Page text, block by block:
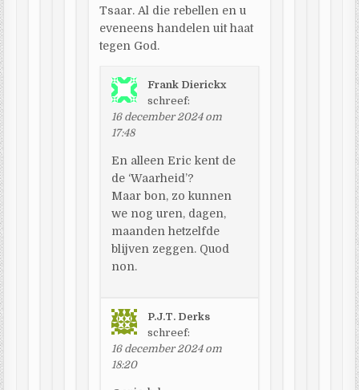
Tsaar. Al die rebellen en u
eveneens handelen uit haat
tegen God.
Frank Dierickx
schreef:
16 december 2024 om
17:48
En alleen Eric kent de
de ‘Waarheid’?
Maar bon, zo kunnen
we nog uren, dagen,
maanden hetzelfde
blijven zeggen. Quod
non.
P.J.T. Derks
schreef:
16 december 2024 om
18:20